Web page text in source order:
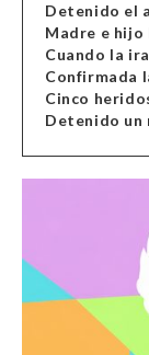
Cuando la